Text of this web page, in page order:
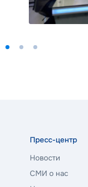
Пресс-центр
Новости
СМИ о нас